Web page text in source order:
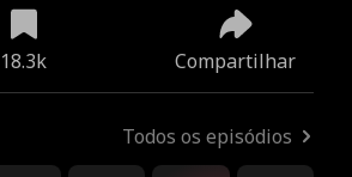
18.3k Compartilhar
Todos os episódios